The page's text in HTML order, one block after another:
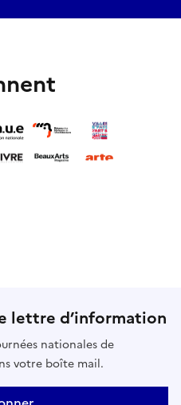
lettre d’information
nationales de
votre boîte mail.